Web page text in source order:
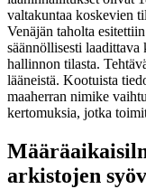
valtakuntaa koskevien
Venäjän taholta
säännöllisesti
hallinnon tilasta.
lääneistä. Kootuista
maaherran nimike
kertomuksia, jotka
arkistojen